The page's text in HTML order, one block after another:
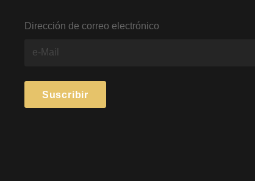
Dirección de correo electrónico